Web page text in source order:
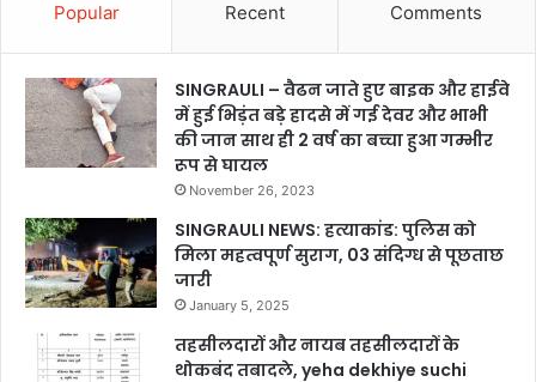
Popular Recent Comments
SINGRAULI – वैढन जाते हुए बाइक और हाईवे
में हुई भिड़ंत बड़े हादसे में गई देवर और भाभी
की जान साथ ही 2 वर्ष का बच्चा हुआ गम्भीर
रूप से घायल
November 26, 2023
SINGRAULI NEWS: हत्याकांड: पुलिस को
मिला महत्वपूर्ण सुराग, 03 संदिग्ध से पूछताछ
जारी
January 5, 2025
तहसीलदारों और नायब तहसीलदारों के
थोकबंद तबादले, yeha dekhiye suchi